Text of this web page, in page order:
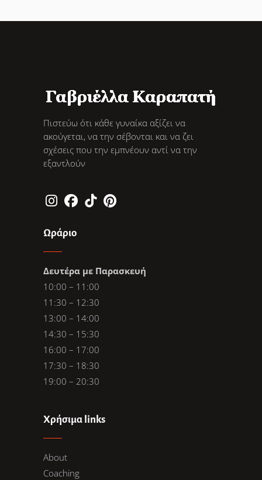
Πιστεύω ότι κάθε γυναίκα αξίζει να
ακούγεται, να την σέβονται και να ζει
σχέσεις που την εμπνέουν αντί να την
εξαντλούν
Ωράριο
Δευτέρα με Παρασκευή
10:00 – 11:00
11:30 – 12:30
13:00 – 14:00
14:30 – 15:30
16:00 – 17:00
17:30 – 18:30
19:00 – 20:30
Χρήσιμα links
About
Coaching